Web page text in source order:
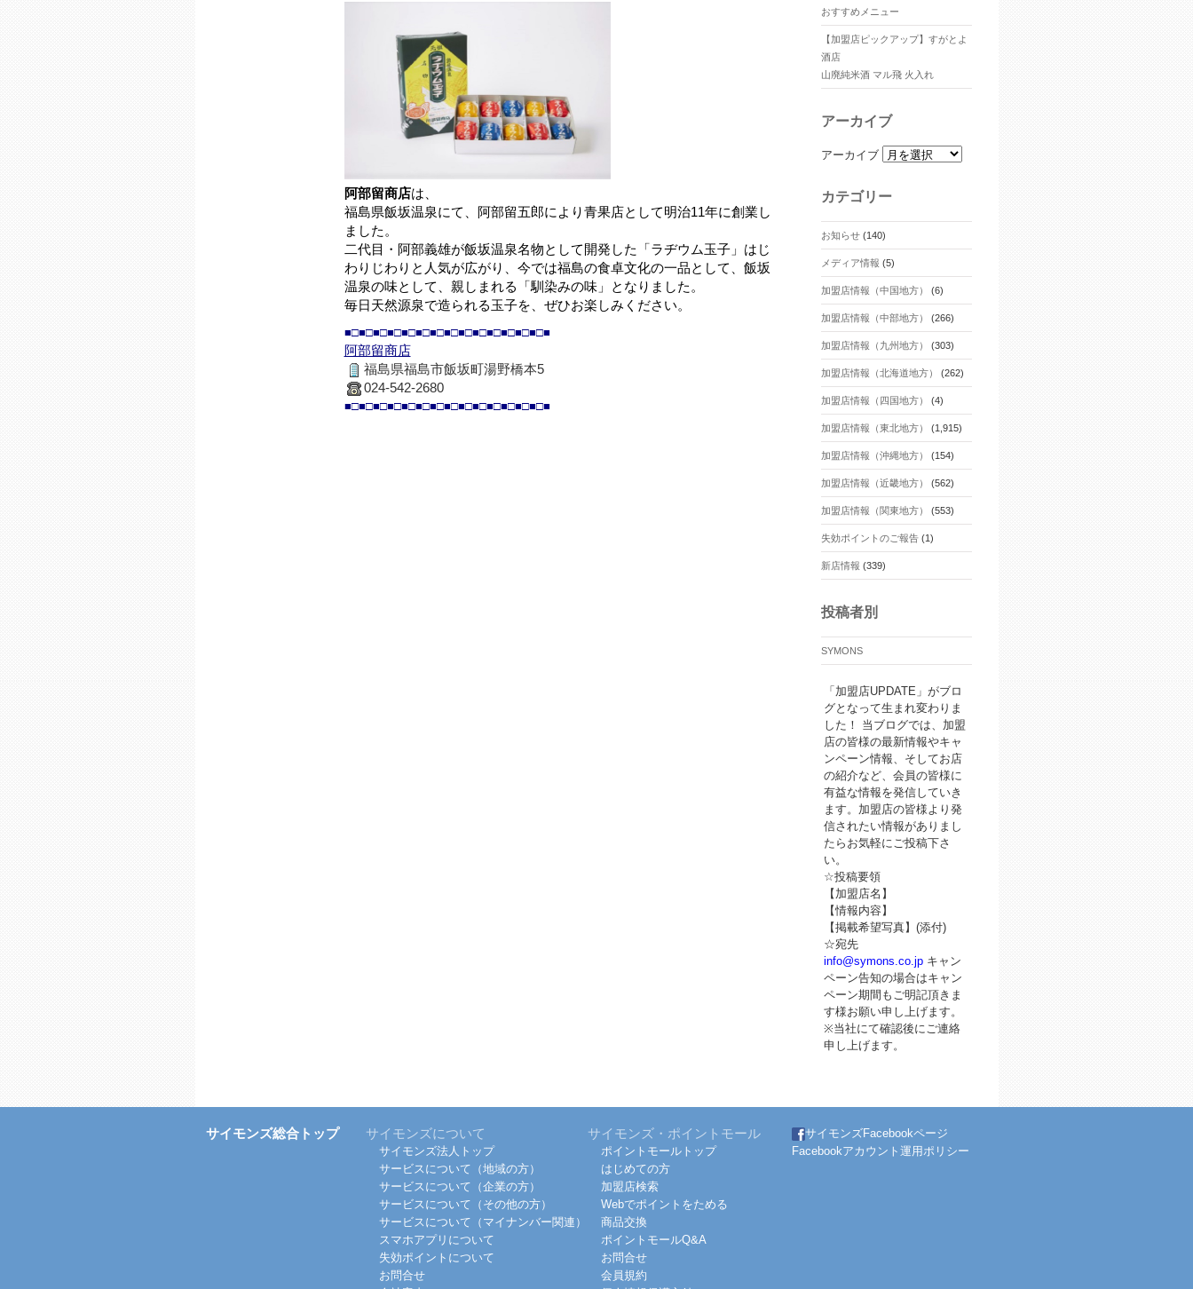
阿部留商店は、
福島県飯坂温泉にて、阿部留五郎により青果店として明治11年に創業し
ました。
二代目・阿部義雄が飯坂温泉名物として開発した「ラヂウム玉子」はじ
わりじわりと人気が広がり、今では福島の食卓文化の一品として、飯坂
温泉の味として、親しまれる「馴染みの味」となりました。
毎日天然源泉で造られる玉子を、ぜひお楽しみください。
■□■□■□■□■□■□■□■□■□■□■□■□■□■□■
阿部留商店
福島県福島市飯坂町湯野橋本5
024-542-2680
■□■□■□■□■□■□■□■□■□■□■□■□■□■□■
おすすめメニュー
【加盟店ピックアップ】すがとよ
酒店
山廃純米酒 マル飛 火入れ
アーカイブ
アーカイブ
カテゴリー
お知らせ(140)
メディア情報 (5)
加盟店情報（中国地方） (6)
加盟店情報（中部地方） (266)
加盟店情報（九州地方） (303)
加盟店情報（北海道地方） (262)
加盟店情報（四国地方） (4)
加盟店情報（東北地方） (1,915)
加盟店情報（沖縄地方） (154)
加盟店情報（近畿地方） (562)
加盟店情報（関東地方） (553)
失効ポイントのご報告(1)
新店情報 (339)
投稿者別
SYMONS
「加盟店UPDATE」がブロ
グとなって生まれ変わりま
した！ 当ブログでは、加盟
店の皆様の最新情報やキャ
ンペーン情報、そしてお店
の紹介など、会員の皆様に
有益な情報を発信していき
ます。加盟店の皆様より発
信されたい情報がありまし
たらお気軽にご投稿下さ
い。
☆投稿要領
【加盟店名】
【情報内容】
【掲載希望写真】(添付)
☆宛先
info@symons.co.jpキャン
ペーン告知の場合はキャン
ペーン期間もご明記頂きま
す様お願い申し上げます。
※当社にて確認後にご連絡
申し上げます。
サイモンズ総合トップ サイモンズについて
サイモンズ法人トップ
サービスについて（地域の方）
サービスについて（企業の方）
サービスについて（その他の方）
サービスについて（マイナンバー関連）
スマホアプリについて
失効ポイントについて
お問合せ
サイモンズ・ポイントモール
ポイントモールトップ
はじめての方
加盟店検索
Webでポイントをためる
商品交換
ポイントモールQ&A
お問合せ
会員規約
サイモンズFacebookページ
Facebookアカウント運用ポリシー